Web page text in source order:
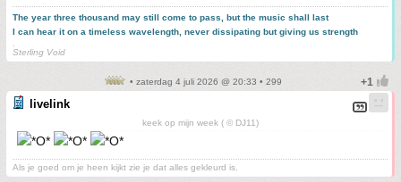
The year three thousand may still come to pass, but the music shall last
I can hear it on a timeless wavelength, never dissipating but giving us strength
Sterling Void
• zaterdag 4 juli 2026 @ 20:33 • 299
livelink
keek op mijn week ( © DJ11)
Als je goed om je heen kijkt zie je dat alles gekleurd is.